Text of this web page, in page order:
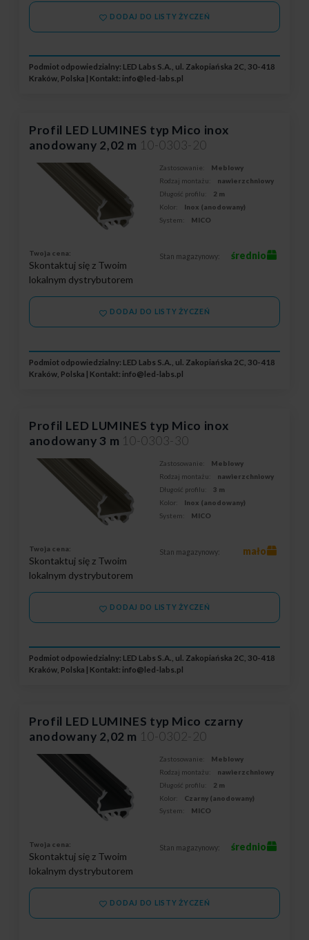
DODAJ DO LISTY ŻYCZEŃ
Podmiot odpowiedzialny: LED Labs S.A., ul. Zakopiańska 2C, 30-418
Kraków, Polska | Kontakt: info@led-labs.pl
Profil LED LUMINES typ Mico inox
anodowany 2,02 m 10-0303-20
Zastosowanie:
Meblowy
Rodzaj montażu:
nawierzchniowy
Długość profilu:
2 m
Kolor:
Inox (anodowany)
System:
MICO
Twoja cena:
Skontaktuj się z Twoim
lokalnym dystrybutorem
Stan magazynowy: średnio
DODAJ DO LISTY ŻYCZEŃ
Podmiot odpowiedzialny: LED Labs S.A., ul. Zakopiańska 2C, 30-418
Kraków, Polska | Kontakt: info@led-labs.pl
Profil LED LUMINES typ Mico inox
anodowany 3 m 10-0303-30
Zastosowanie:
Meblowy
Rodzaj montażu:
nawierzchniowy
Długość profilu:
3 m
Kolor:
Inox (anodowany)
System:
MICO
Twoja cena:
Skontaktuj się z Twoim
lokalnym dystrybutorem
Stan magazynowy: mało
DODAJ DO LISTY ŻYCZEŃ
Podmiot odpowiedzialny: LED Labs S.A., ul. Zakopiańska 2C, 30-418
Kraków, Polska | Kontakt: info@led-labs.pl
Profil LED LUMINES typ Mico czarny
anodowany 2,02 m 10-0302-20
Zastosowanie:
Meblowy
Rodzaj montażu:
nawierzchniowy
Długość profilu:
2 m
Kolor:
Czarny (anodowany)
System:
MICO
Twoja cena:
Skontaktuj się z Twoim
lokalnym dystrybutorem
Stan magazynowy: średnio
DODAJ DO LISTY ŻYCZEŃ